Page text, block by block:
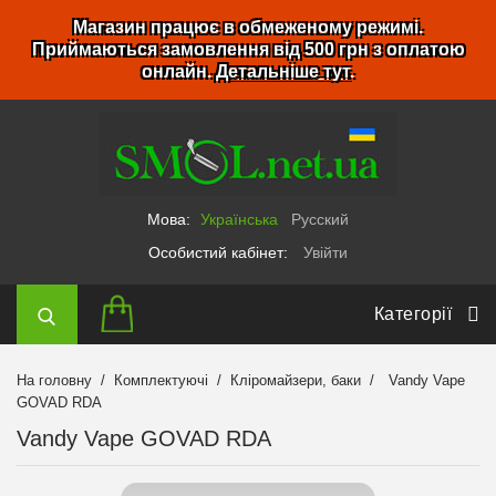
Магазин працює в обмеженому режимі.
Приймаються замовлення від 500 грн з оплатою
онлайн.Детальніше тут.
Мова: Українська
Русский
Особистий кабінет:
Увійти
Категорії
На головну Комплектуючі Кліромайзери, баки
Vandy Vape
GOVAD RDA
Vandy Vape GOVAD RDA